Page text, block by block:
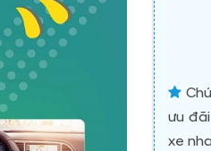
ưu
xe